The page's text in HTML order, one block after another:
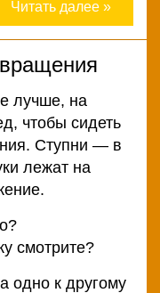
Читать далее »
лучше, на
чтобы сидеть
Ступни — в
лежат на
смотрите?
одно к другому